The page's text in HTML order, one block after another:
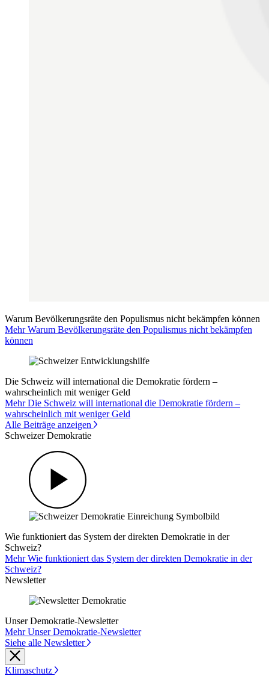
Warum Bevölkerungsräte den Populismus nicht bekämpfen können
Mehr Warum Bevölkerungsräte den Populismus nicht bekämpfen
können
Die Schweiz will international die Demokratie fördern –
wahrscheinlich mit weniger Geld
Mehr Die Schweiz will international die Demokratie fördern –
wahrscheinlich mit weniger Geld
Alle Beiträge anzeigen
Schweizer Demokratie
Wie funktioniert das System der direkten Demokratie in der
Schweiz?
Mehr Wie funktioniert das System der direkten Demokratie in der
Schweiz?
Newsletter
Unser Demokratie-Newsletter
Mehr Unser Demokratie-Newsletter
Siehe alle Newsletter
Klimaschutz